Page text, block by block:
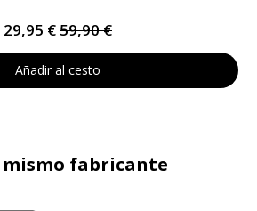
29,95 €59,90 €
Añadir al cesto
mismo fabricante